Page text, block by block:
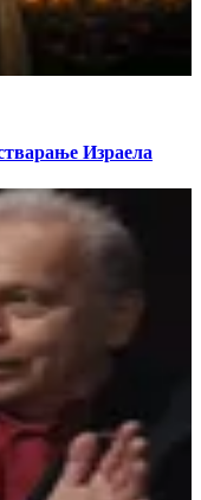
Израела